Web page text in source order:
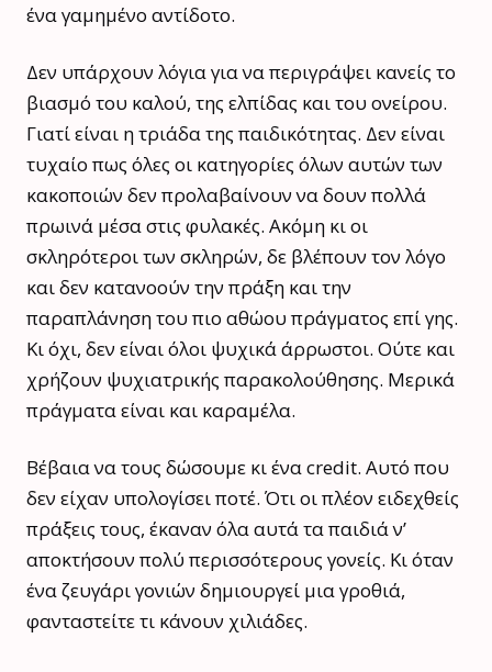
ένα γαμημένο αντίδοτο.
Δεν υπάρχουν λόγια για να περιγράψει κανείς το
βιασμό του καλού, της ελπίδας και του ονείρου.
Γιατί είναι η τριάδα της παιδικότητας. Δεν είναι
τυχαίο πως όλες οι κατηγορίες όλων αυτών των
κακοποιών δεν προλαβαίνουν να δουν πολλά
πρωινά μέσα στις φυλακές. Ακόμη κι οι
σκληρότεροι των σκληρών, δε βλέπουν τον λόγο
και δεν κατανοούν την πράξη και την
παραπλάνηση του πιο αθώου πράγματος επί γης.
Κι όχι, δεν είναι όλοι ψυχικά άρρωστοι. Ούτε και
χρήζουν ψυχιατρικής παρακολούθησης. Μερικά
πράγματα είναι και καραμέλα.
Βέβαια να τους δώσουμε κι ένα credit. Αυτό που
δεν είχαν υπολογίσει ποτέ. Ότι οι πλέον ειδεχθείς
πράξεις τους, έκαναν όλα αυτά τα παιδιά ν’
αποκτήσουν πολύ περισσότερους γονείς. Κι όταν
ένα ζευγάρι γονιών δημιουργεί μια γροθιά,
φανταστείτε τι κάνουν χιλιάδες.